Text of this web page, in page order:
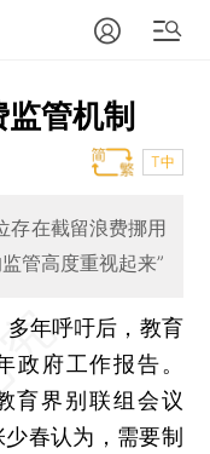
管机制
T中
存在截留浪费挪用
管高度重视起来”
多年呼吁后，教育
政府工作报告。
育界别联组会议
春认为，需要制